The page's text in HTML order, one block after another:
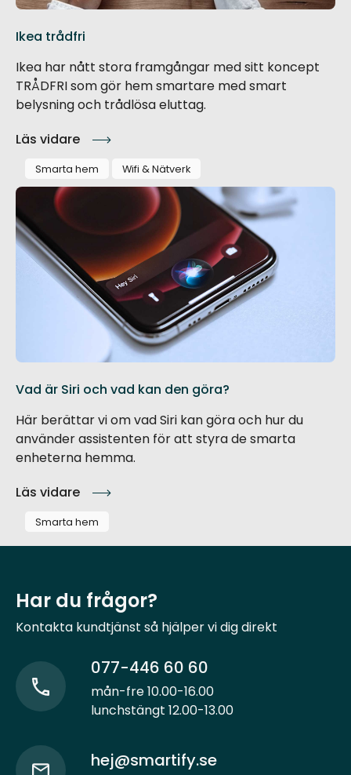
Ikea trådfri
Ikea har nått stora framgångar med sitt koncept
TRÅDFRI som gör hem smartare med smart
belysning och trådlösa eluttag.
Läs vidare
Smarta hem Wifi & Nätverk
Vad är Siri och vad kan den göra?
Här berättar vi om vad Siri kan göra och hur du
använder assistenten för att styra de smarta
enheterna hemma.
Läs vidare
Smarta hem
Har du frågor?
Kontakta kundtjänst så hjälper vi dig direkt
077-446 60 60
mån-fre 10.00-16.00
lunchstängt 12.00-13.00
hej@smartify.se